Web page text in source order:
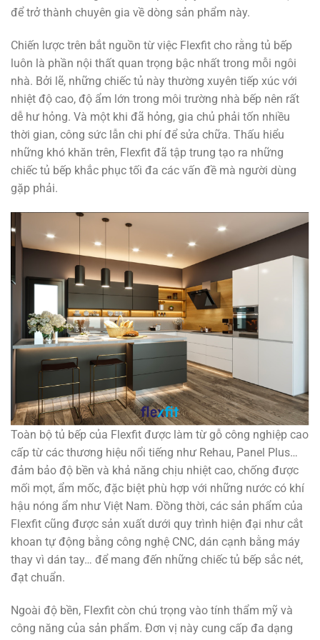
để trở thành chuyên gia về dòng sản phẩm này.
Chiến lược trên bắt nguồn từ việc Flexfit cho rằng tủ bếp
luôn là phần nội thất quan trọng bậc nhất trong mỗi ngôi
nhà. Bởi lẽ, những chiếc tủ này thường xuyên tiếp xúc với
nhiệt độ cao, độ ẩm lớn trong môi trường nhà bếp nên rất
dễ hư hỏng. Và một khi đã hỏng, gia chủ phải tốn nhiều
thời gian, công sức lẫn chi phí để sửa chữa. Thấu hiểu
những khó khăn trên, Flexfit đã tập trung tạo ra những
chiếc tủ bếp khắc phục tối đa các vấn đề mà người dùng
gặp phải.
Toàn bộ tủ bếp của Flexfit được làm từ gỗ công nghiệp cao
cấp từ các thương hiệu nổi tiếng như Rehau, Panel Plus…
đảm bảo độ bền và khả năng chịu nhiệt cao, chống được
mối mọt, ẩm mốc, đặc biệt phù hợp với những nước có khí
hậu nóng ẩm như Việt Nam. Đồng thời, các sản phẩm của
Flexfit cũng được sản xuất dưới quy trình hiện đại như cắt
khoan tự động bằng công nghệ CNC, dán cạnh bằng máy
thay vì dán tay… để mang đến những chiếc tủ bếp sắc nét,
đạt chuẩn.
Ngoài độ bền, Flexfit còn chú trọng vào tính thẩm mỹ và
công năng của sản phẩm. Đơn vị này cung cấp đa dạng